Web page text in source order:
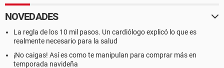
NOVEDADES
La regla de los 10 mil pasos. Un cardiólogo explicó lo que es
realmente necesario para la salud
¡No caigas! Así es como te manipulan para comprar más en
temporada navideña